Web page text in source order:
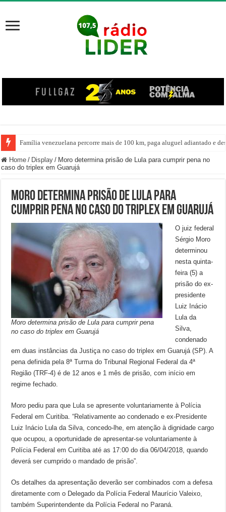
Família venezuelana percorre mais de 100 km, paga aluguel adiantado e
Home / Display / Moro determina prisão de Lula para cumprir pena no
caso do triplex em Guarujá
Moro determina prisão de Lula para
cumprir pena no caso do triplex em Guarujá
Moro determina prisão de Lula para cumprir pena
no caso do triplex em Guarujá
O juiz federal
Sérgio Moro
determinou
nesta quinta-
feira (5) a
prisão do ex-
presidente
Luiz Inácio
Lula da
Silva,
condenado
em duas instâncias da Justiça no caso do triplex em Guarujá (SP). A
pena definida pela 8ª Turma do Tribunal Regional Federal da 4ª
Região (TRF-4) é de 12 anos e 1 mês de prisão, com início em
regime fechado.
Moro pediu para que Lula se apresente voluntariamente à Polícia
Federal em Curitiba. “Relativamente ao condenado e ex-Presidente
Luiz Inácio Lula da Silva, concedo-lhe, em atenção à dignidade cargo
que ocupou, a oportunidade de apresentar-se voluntariamente à
Polícia Federal em Curitiba até as 17:00 do dia 06/04/2018, quando
deverá ser cumprido o mandado de prisão”.
Os detalhes da apresentação deverão ser combinados com a defesa
diretamente com o Delegado da Polícia Federal Maurício Valeixo,
também Superintendente da Polícia Federal no Paraná.